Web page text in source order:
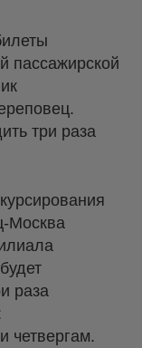
пассажирской
три раза
Москва
раза
четвергам.